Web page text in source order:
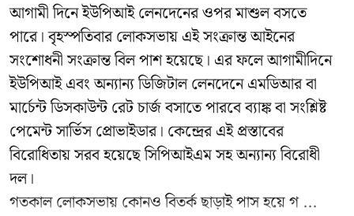
আগামী দিনে ইউপিআই লেনদেনের ওপর মাশুল বসতে
পারে। বৃহস্পতিবার লোকসভায় এই সংক্রান্ত আইনের
সংশোধনী সংক্রান্ত বিল পাশ হয়েছে। এর ফলে আগামীদিনে
ইউপিআই এবং অন্যান্য ডিজিটাল লেনদেনে এমডিআর বা
মার্চেন্ট ডিসকাউন্ট রেট চার্জ বসাতে পারবে ব্যাঙ্ক বা সংশ্লিষ্ট
পেমেন্ট সার্ভিস প্রোভাইডার। কেন্দ্রের এই প্রস্তাবের
বিরোধিতায় সরব হয়েছে সিপিআইএম সহ অন্যান্য বিরোধী
দল।
গতকাল লোকসভায় কোনও বিতর্ক ছাড়াই পাস হয়ে গ ...